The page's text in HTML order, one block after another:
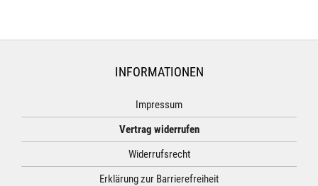
INFORMATIONEN
Impressum
Vertrag widerrufen
Widerrufsrecht
Erklärung zur Barrierefreiheit